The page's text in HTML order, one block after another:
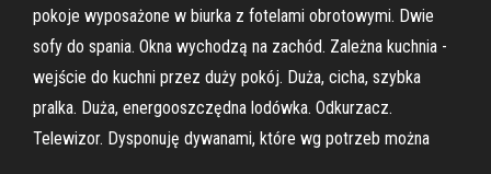
pokoje wyposażone w biurka z fotelami obrotowymi. Dwie
sofy do spania. Okna wychodzą na zachód. Zależna kuchnia -
wejście do kuchni przez duży pokój. Duża, cicha, szybka
pralka. Duża, energooszczędna lodówka. Odkurzacz.
Telewizor. Dysponuję dywanami, które wg potrzeb można